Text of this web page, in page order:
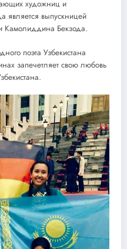
художниц и
является выпускницей
Камолиддина Бекзода.
поэта Узбекистана
запечетляет свою любовь